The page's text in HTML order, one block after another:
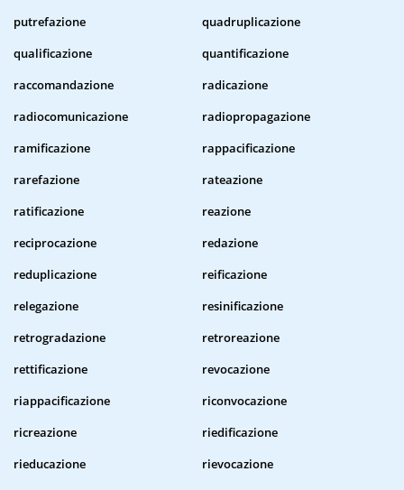
putrefazione
quadruplicazione
qualificazione
quantificazione
raccomandazione
radicazione
radiocomunicazione
radiopropagazione
ramificazione
rappacificazione
rarefazione
rateazione
ratificazione
reazione
reciprocazione
redazione
reduplicazione
reificazione
relegazione
resinificazione
retrogradazione
retroreazione
rettificazione
revocazione
riappacificazione
riconvocazione
ricreazione
riedificazione
rieducazione
rievocazione